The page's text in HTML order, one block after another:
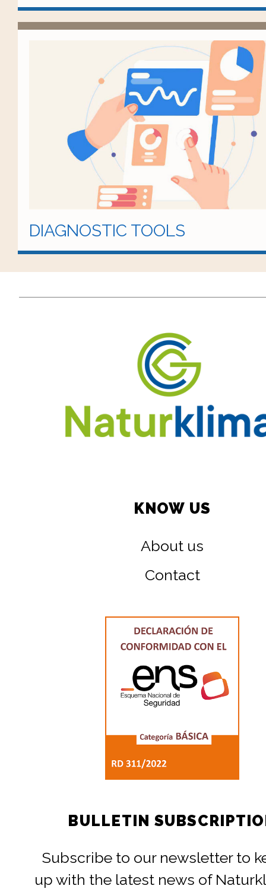
DIAGNOSTIC TOOLS
KNOW US
About us
Contact
BULLETIN
Subscribe to our newsletter to
up with the latest news of